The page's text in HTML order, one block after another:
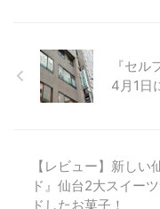
『セ
4月1日
【レビュー】新し
ド』仙台2大スイー
ドしたお菓子！